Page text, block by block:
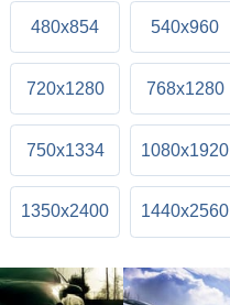
480x854 540x960
720x1280 768x1280
750x1334 1080x1920
1350x2400 1440x2560